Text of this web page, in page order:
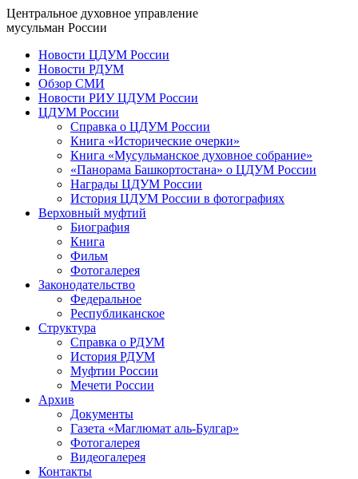
Центральное духовное управление
мусульман России
Новости ЦДУМ России
Новости РДУМ
Обзор СМИ
Новости РИУ ЦДУМ России
ЦДУМ России
Справка о ЦДУМ России
Книга «Исторические очерки»
Книга «Мусульманское духовное собрание»
«Панорама Башкортостана» о ЦДУМ России
Награды ЦДУМ России
История ЦДУМ России в фотографиях
Верховный муфтий
Биография
Книга
Фильм
Фотогалерея
Законодательство
Федеральное
Республиканское
Структура
Справка о РДУМ
История РДУМ
Муфтии России
Мечети России
Архив
Документы
Газета «Маглюмат аль-Булгар»
Фотогалерея
Видеогалерея
Контакты